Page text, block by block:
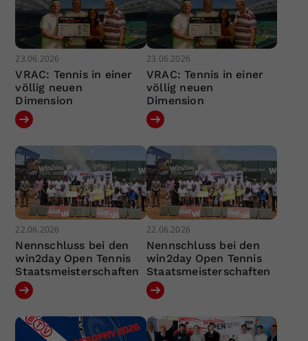
23.06.2026
VRAC: Tennis in einer
völlig neuen
Dimension
23.06.2026
VRAC: Tennis in einer
völlig neuen
Dimension
22.06.2026
Nennschluss bei den
win2day Open Tennis
Staatsmeisterschaften
22.06.2026
Nennschluss bei den
win2day Open Tennis
Staatsmeisterschaften